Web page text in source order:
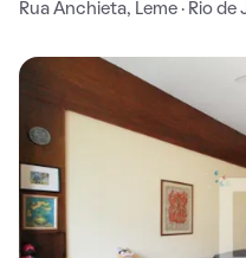
Rua Anchieta, Leme · Rio de